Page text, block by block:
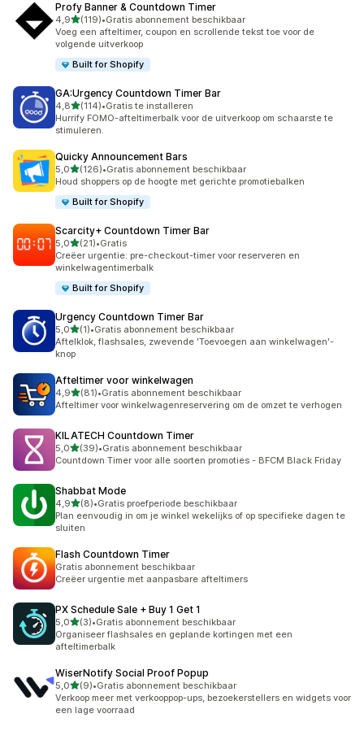
Profy Banner & Countdown Timer
4,9van 5 sterren
(119)
119 recensies in totaal
•Gratis abonnement beschikbaar
Voeg een afteltimer, coupon en scrollende tekst toe voor de
volgende uitverkoop
Built for Shopify
GA:Urgency Countdown Timer Bar
4,8van 5 sterren
(114)
114 recensies in totaal
•Gratis te installeren
Hurrify FOMO-afteltimerbalk voor de uitverkoop om schaarste te
stimuleren.
Quicky Announcement Bars
5,0van 5 sterren
(126)
126 recensies in totaal
•Gratis abonnement beschikbaar
Houd shoppers op de hoogte met gerichte promotiebalken
Built for Shopify
Scarcity+ Countdown Timer Bar
5,0van 5 sterren
(21)
21 recensies in totaal
•Gratis
Creëer urgentie: pre-checkout-timer voor reserveren en
winkelwagentimerbalk
Built for Shopify
Urgency Countdown Timer Bar
5,0van 5 sterren
(1)
1 recensies in totaal
•Gratis abonnement beschikbaar
Aftelklok, flashsales, zwevende 'Toevoegen aan winkelwagen'-
knop
Afteltimer voor winkelwagen
4,9van 5 sterren
(81)
81 recensies in totaal
•Gratis abonnement beschikbaar
Afteltimer voor winkelwagenreservering om de omzet te verhogen
KILATECH Countdown Timer
5,0van 5 sterren
(39)
39 recensies in totaal
•Gratis abonnement beschikbaar
Countdown Timer voor alle soorten promoties - BFCM Black Friday
Shabbat Mode
4,9van 5 sterren
(8)
8 recensies in totaal
•Gratis proefperiode beschikbaar
Plan eenvoudig in om je winkel wekelijks of op specifieke dagen te
sluiten
Flash Countdown Timer
Gratis abonnement beschikbaar
Creëer urgentie met aanpasbare afteltimers
PX Schedule Sale + Buy 1 Get 1
5,0van 5 sterren
(3)
3 recensies in totaal
•Gratis abonnement beschikbaar
Organiseer flashsales en geplande kortingen met een
afteltimerbalk
WiserNotify Social Proof Popup
5,0van 5 sterren
(9)
9 recensies in totaal
•Gratis abonnement beschikbaar
Verkoop meer met verkooppop-ups, bezoekerstellers en widgets voor
een lage voorraad